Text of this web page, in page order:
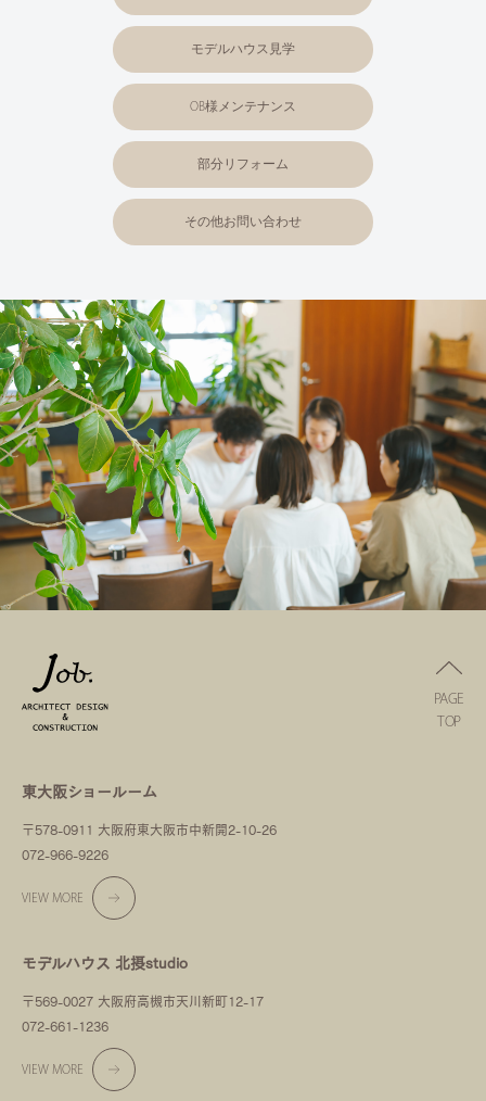
モデルハウス見学
OB様メンテナンス
部分リフォーム
その他お問い合わせ
東大阪ショールーム
〒578-0911 大阪府東大阪市中新開2-10-26
072-966-9226
VIEW MORE
モデルハウス 北摂studio
〒569-0027 大阪府高槻市天川新町12-17
072-661-1236
VIEW MORE
PAGE
TOP